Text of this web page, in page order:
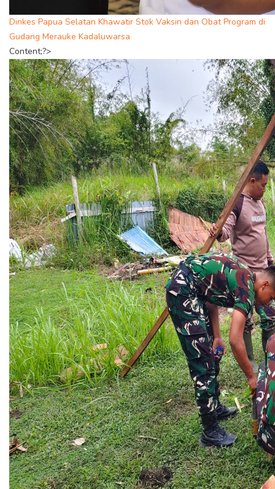
Dinkes Papua Selatan Khawatir Stok Vaksin dan Obat Program di
Gudang Merauke Kadaluwarsa
Content;?>